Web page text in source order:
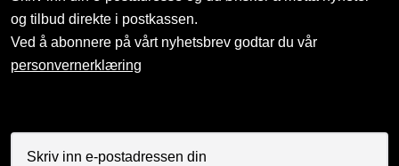
og tilbud direkte i postkassen.
Ved å abonnere på vårt nyhetsbrev godtar du vår
personvernerklæring